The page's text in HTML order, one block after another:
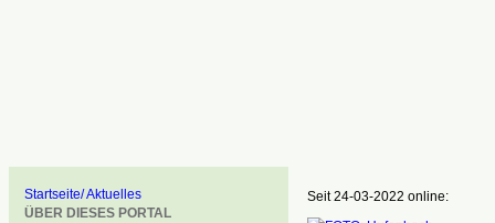
Startseite/ Aktuelles
ÜBER DIESES PORTAL
Seit 24-03-2022 online: